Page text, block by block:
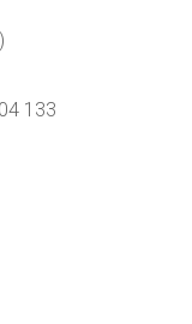
133